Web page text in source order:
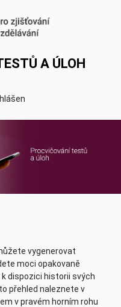
A ÚLOH
vygenerovat
moci opakovaně
dispozici historii svých
přehled naleznete v
v pravém horním rohu